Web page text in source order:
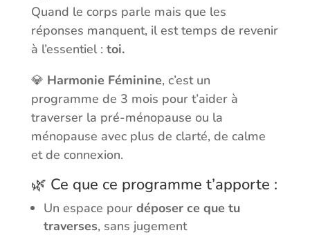
Quand le corps parle mais que les
réponses manquent, il est temps de revenir
à l’essentiel : toi.
💎 Harmonie Féminine, c’est un
programme de 3 mois pour t’aider à
traverser la pré-ménopause ou la
ménopause avec plus de clarté, de calme
et de connexion.
🌿 Ce que ce programme t’apporte :
Un espace pour déposer ce que tu
traverses, sans jugement